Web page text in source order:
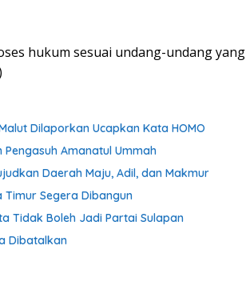
hukum sesuai undang-undang yang
Dilaporkan Ucapkan Kata HOMO
Pengasuh Amanatul Ummah
Daerah Maju, Adil, dan Makmur
Timur Segera Dibangun
Tidak Boleh Jadi Partai Sulapan
Dibatalkan